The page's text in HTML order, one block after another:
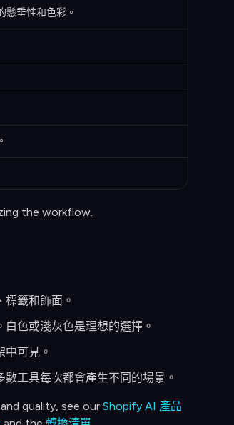
垂性和色彩。
the workflow.
籤和飾面。
色或淺灰色是理想的選擇。
可見。
工具每次都會產生不同的場景。
quality, see our Shopify AI 產品